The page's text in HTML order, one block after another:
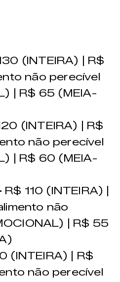
(INTEIRA) | R$
não perecível
| R$ 65 (MEIA-
(INTEIRA) | R$
não perecível
| R$ 60 (MEIA-
R$ 110 (INTEIRA) |
não
| R$ 55
(INTEIRA) | R$
não perecível